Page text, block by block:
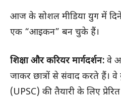
आज के सोशल मीडिया युग में
एक “आइकन” बन चुके हैं।
शिक्षा और करियर मार्गदर्शन: वे
जाकर छात्रों से संवाद करते हैं।
(UPSC) की तैयारी के लिए